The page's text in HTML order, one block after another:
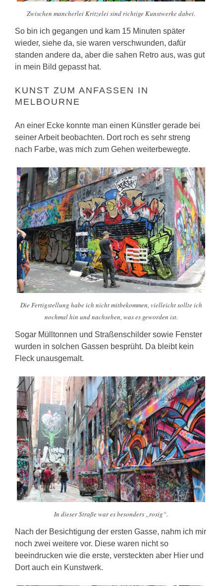
Zwischen mancherlei Kritzelei sind richtige Kunstwerke dabei.
So bin ich gegangen und kam 15 Minuten später
wieder, siehe da, sie waren verschwunden, dafür
standen andere da, aber die sahen Retro aus, was gut
in mein Bild gepasst hat.
KUNST ZUM ANFASSEN IN
MELBOURNE
An einer Ecke konnte man einen Künstler gerade bei
seiner Arbeit beobachten. Dort roch es sehr streng
nach Farbe, was mich zum Gehen weiterbewegte.
Die Fertigstellung habe ich nicht mitbekommen, vielleicht sollte ich
nochmal hin und nachsehen, was es geworden ist.
Sogar Mülltonnen und Straßenschilder sowie Fenster
wurden in solchen Gassen besprüht. Da bleibt kein
Fleck unausgemalt.
In dieser Straße war es besonders „rosig“.
Nach der Besichtigung der ersten Gasse, nahm ich mir
noch zwei weitere vor. Diese waren nicht so
beeindrucken wie die erste, versteckten aber Hier und
Dort auch ein Kunstwerk.